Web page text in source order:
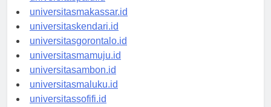
universitaspalu.id
universitasmakassar.id
universitaskendari.id
universitasgorontalo.id
universitasmamuju.id
universitasambon.id
universitasmaluku.id